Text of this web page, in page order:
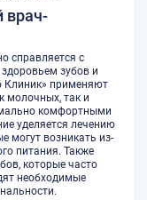
врач-
справляется с
зубов и
Клиник» применяют
молочных, так и
комфортными
уделяется лечению
могут возникать из-
питания. Также
которые часто
необходимые